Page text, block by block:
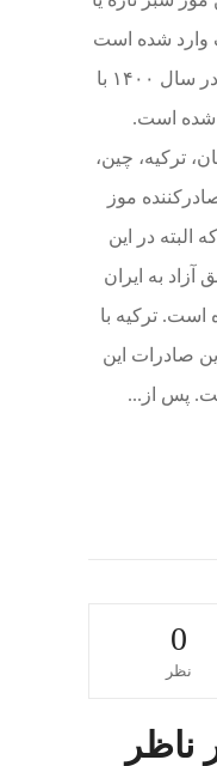
مختلف وارد شده است
که نسبت به همین بازه زمانی در سال ۱۴۰۰ با
شده است.
ترکیه، چین،
و هند ۹ کشور صادرکننده موز
۱۴۰۱ هستند که البته در این
آزاد به ایران
است. ترکیه با
بیشترین صادرات این
پس از...
0
نظر
ناظر